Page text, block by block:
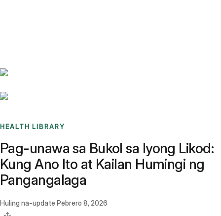
HEALTH LIBRARY
Pag-unawa sa Bukol sa Iyong Likod:
Kung Ano Ito at Kailan Humingi ng
Pangangalaga
Huling na-update Pebrero 8, 2026